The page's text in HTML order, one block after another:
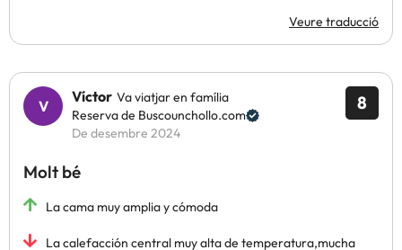
Veure traducció
8
Víctor Va viatjar en família
Reserva de Buscounchollo.com
De desembre 2024
Molt bé
La cama muy amplia y cómoda
La calefacción central muy alta de temperatura,mucha